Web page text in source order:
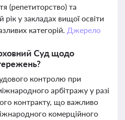
(репетиторство) та
рік у закладах вищої освіти
категорій. Джерело
Суд щодо
контролю при
арбітражу у разі
контракту, що важливо
комерційного